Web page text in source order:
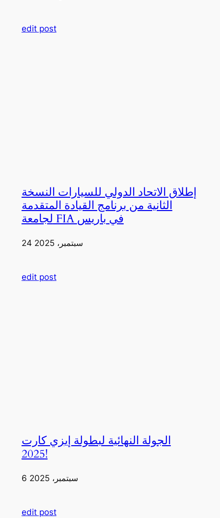
edit post
إطلاق الاتحاد الدولي للسيارات النسخة
الثانية من برنامج القيادة المتقدمة
لجامعة FIA في باريس
24 سبتمبر، 2025
edit post
الجولة النهائية لبطولة إيزي كارت
2025!
6 سبتمبر، 2025
edit post